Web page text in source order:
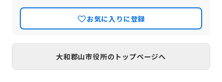
お気に入りに登録
大和郡山市役所のトップページへ